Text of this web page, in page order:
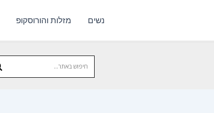
נשים מזלות והורוסקופ